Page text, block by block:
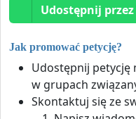
Udostępnij
Jak promować petycję?
Udostępnij petycję
w grupach
Skontaktuj się ze